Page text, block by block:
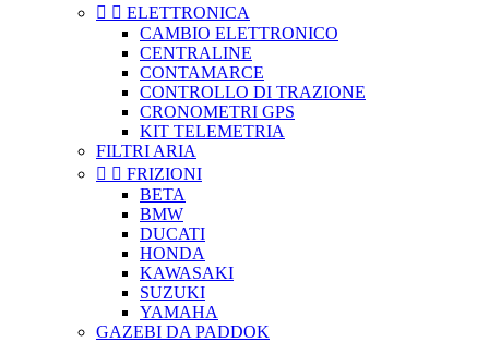
  ELETTRONICA
CAMBIO ELETTRONICO
CENTRALINE
CONTAMARCE
CONTROLLO DI TRAZIONE
CRONOMETRI GPS
KIT TELEMETRIA
FILTRI ARIA
  FRIZIONI
BETA
BMW
DUCATI
HONDA
KAWASAKI
SUZUKI
YAMAHA
GAZEBI DA PADDOK